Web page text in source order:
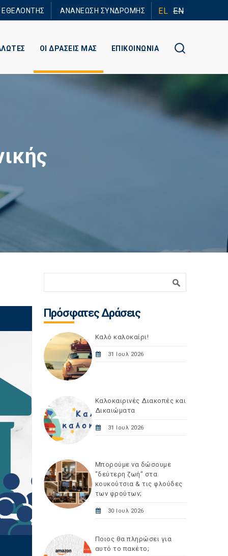
ΕΘΕΛΟΝΤΗΣ ΑΝΑΝΕΩΣΗ ΣΥΝΔΡΟΜΗΣ EL EN
ΟΙ ΔΡΑΣΕΙΣ ΜΑΣ ΕΠΙΚΟΙΝΩΝΙΑ
Πρόσφατες Δράσεις
Καλό καλοκαίρι!
31 Ιουλ 2026
Καλοκαιρινές Διακοπές και
Δικαιώματα
31 Ιουλ 2026
Μπορούμε να δώσουμε
"δεύτερη ζωή" στα
κουκούτσια & τις φλούδες
των φρούτων;
30 Ιουλ 2026
Ποιος θα πληρώσει για
αυτό το πακέτο;